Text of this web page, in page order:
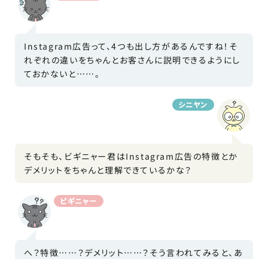
Instagram広告って、4つも出し方があるんですね！そ
れぞれの違いをちゃんとお客さんに説明できるようにし
ておかないと……。
シニヤン
そもそも、ビギニャー君はInstagram広告の特徴とか
デメリットをちゃんと理解できているかな？
ビギニャー
へ？特徴……？デメリット……？そう言われてみると、あ